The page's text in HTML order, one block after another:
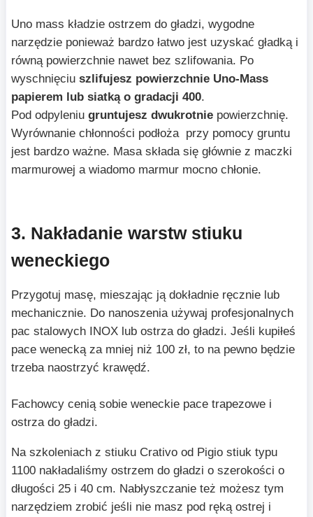
Uno mass kładzie ostrzem do gładzi, wygodne
narzędzie ponieważ bardzo łatwo jest uzyskać gładką i
równą powierzchnie nawet bez szlifowania. Po
wyschnięciu szlifujesz powierzchnie Uno-Mass
papierem lub siatką o gradacji 400
Pod odpyleniu gruntujesz dwukrotnie powierzchnię.
Wyrównanie chłonności podłoża przy pomocy gruntu
jest bardzo ważne. Masa składa się głównie z maczki
marmurowej a wiadomo marmur mocno chłonie.
3. Nakładanie warstw stiuku
weneckiego
Przygotuj masę, mieszając ją dokładnie ręcznie lub
mechanicznie. Do nanoszenia używaj profesjonalnych
pac stalowych INOX lub ostrza do gładzi. Jeśli kupiłeś
pace wenecką za mniej niż 100 zł, to na pewno będzie
trzeba naostrzyć krawędź.
Fachowcy cenią sobie weneckie pace trapezowe i
ostrza do gładzi.
Na szkoleniach z stiuku Crativo od Pigio stiuk typu
1100 nakładaliśmy ostrzem do gładzi o szerokości o
długości 25 i 40 cm. Nabłyszczanie też możesz tym
narzędziem zrobić jeśli nie masz pod ręką ostrej i